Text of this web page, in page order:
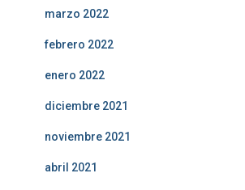
marzo 2022
febrero 2022
enero 2022
diciembre 2021
noviembre 2021
abril 2021